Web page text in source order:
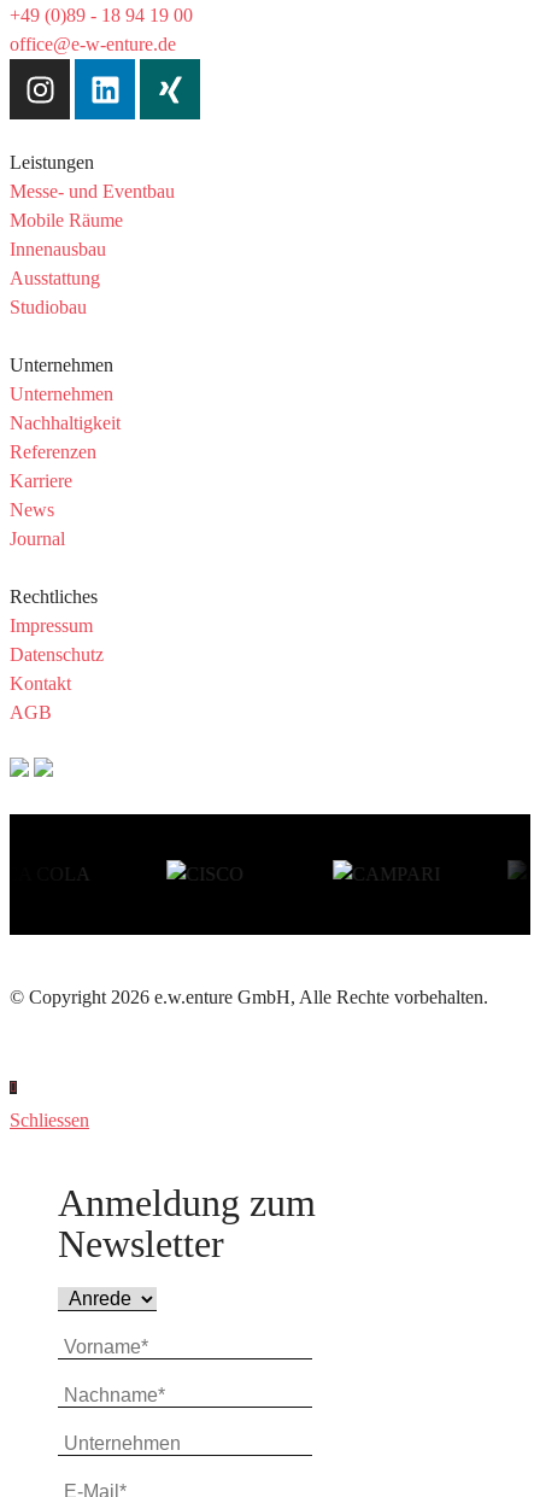
+49 (0)89 - 18 94 19 00
office@e-w-enture.de
Leistungen
Messe- und Eventbau
Mobile Räume
Innenausbau
Ausstattung
Studiobau
Unternehmen
Unternehmen
Nachhaltigkeit
Referenzen
Karriere
News
Journal
Rechtliches
Impressum
Datenschutz
Kontakt
AGB
© Copyright 2026 e.w.enture GmbH, Alle Rechte vorbehalten.
Schliessen
Anmeldung zum
Newsletter